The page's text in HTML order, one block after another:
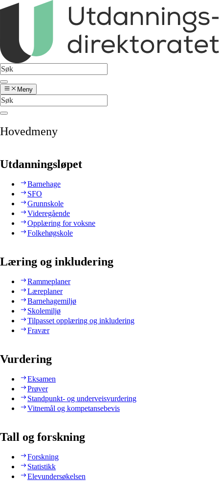
Meny
Hovedmeny
Utdanningsløpet
Barnehage
SFO
Grunnskole
Videregående
Opplæring for voksne
Folkehøgskole
Læring og inkludering
Rammeplaner
Læreplaner
Barnehagemiljø
Skolemiljø
Tilpasset opplæring og inkludering
Fravær
Vurdering
Eksamen
Prøver
Standpunkt- og underveisvurdering
Vitnemål og kompetansebevis
Tall og forskning
Forskning
Statistikk
Elevundersøkelsen